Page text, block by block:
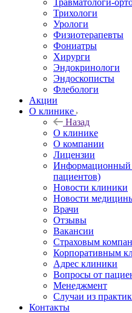
Травматологи-
Трихологи
Урологи
Физиотерапевты
Фониатры
Хирурги
Эндокринологи
Эндоскописты
Флебологи
Акции
О клинике
Назад
О клинике
О компании
Лицензии
Информационный
пациентов)
Новости клиники
Новости
Врачи
Отзывы
Вакансии
Страховым
Корпоративным
Адрес клиники
Вопросы от
Менеджмент
Случаи из
Контакты